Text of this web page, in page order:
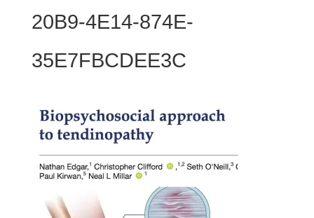
20B9-4E14-874E-
35E7FBCDEE3C